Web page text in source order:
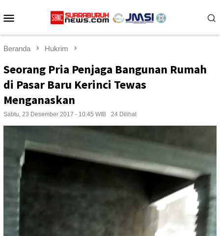
ke
Beranda Hukrim
Seorang Pria Penjaga Bangunan Rumah
di Pasar Baru Kerinci Tewas
Menganaskan
Sabtu, 23 Desember 2017 - 10:45 WIB 24 Dilihat